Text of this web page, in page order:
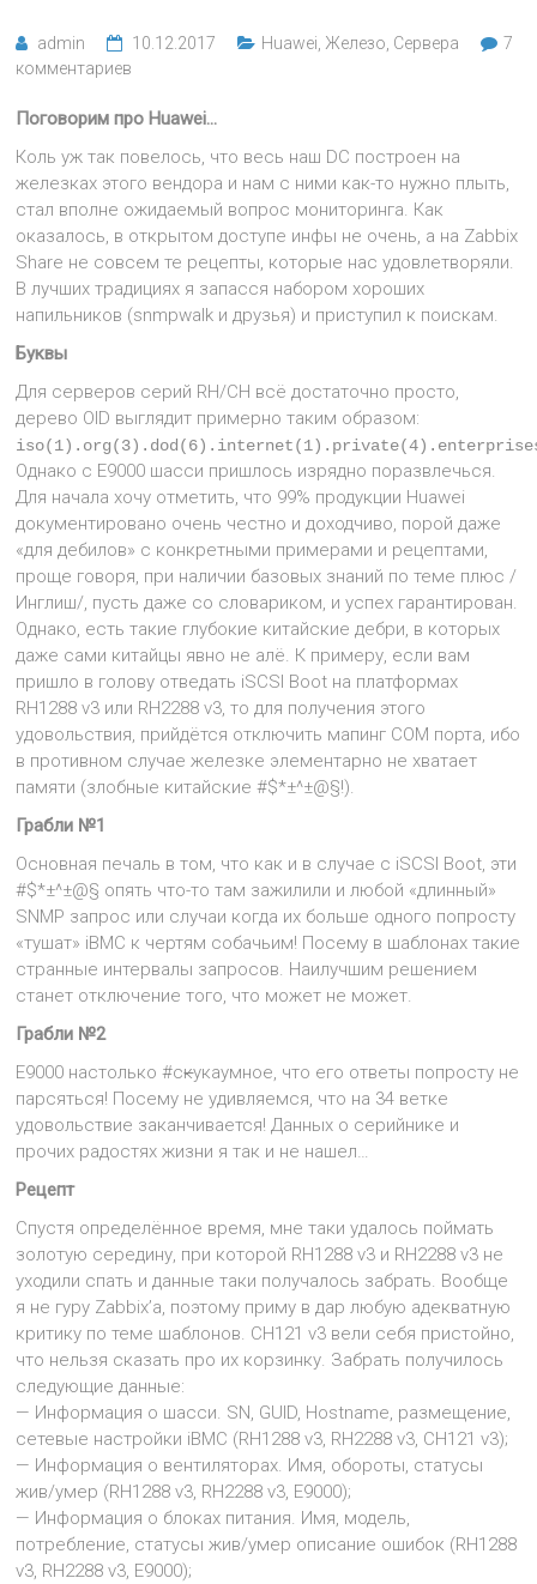
admin 10.12.2017 Huawei Железо Сервера
7
комментариев
Поговорим про Huawei…
Коль уж так повелось, что весь наш DC построен на
железках этого вендора и нам с ними как-то нужно плыть,
стал вполне ожидаемый вопрос мониторинга. Как
оказалось, в открытом доступе инфы не очень, а на Zabbix
Share не совсем те рецепты, которые нас удовлетворяли.
В лучших традициях я запасся набором хороших
напильников (snmpwalk и друзья) и приступил к поискам.
Буквы
Для серверов серий RH/CH всё достаточно просто,
дерево OID выглядит примерно таким образом:
Однако с E9000 шасси пришлось изрядно поразвлечься.
Для начала хочу отметить, что 99% продукции Huawei
документировано очень честно и доходчиво, порой даже
«для дебилов» с конкретными примерами и рецептами,
проще говоря, при наличии базовых знаний по теме плюс /
Инглиш/, пусть даже со словариком, и успех гарантирован.
Однако, есть такие глубокие китайские дебри, в которых
даже сами китайцы явно не алё. К примеру, если вам
пришло в голову отведать iSCSI Boot на платформах
RH1288 v3 или RH2288 v3, то для получения этого
удовольствия, прийдётся отключить мапинг COM порта, ибо
в противном случае железке элементарно не хватает
памяти (злобные китайские #$*±^±@§!).
Грабли №1
Основная печаль в том, что как и в случае с iSCSI Boot, эти
#$*±^±@§ опять что-то там зажилили и любой «длинный»
SNMP запрос или случаи когда их больше одного попросту
«тушат» iBMC к чертям собачьим! Посему в шаблонах такие
странные интервалы запросов. Наилучшим решением
станет отключение того, что может не может.
Грабли №2
E9000 настолько #скукаумное, что его ответы попросту не
парсяться! Посему не удивляемся, что на 34 ветке
удовольствие заканчивается! Данных о серийнике и
прочих радостях жизни я так и не нашел…
Рецепт
Спустя определённое время, мне таки удалось поймать
золотую середину, при которой RH1288 v3 и RH2288 v3 не
уходили спать и данные таки получалось забрать. Вообще
я не гуру Zabbix’а, поэтому приму в дар любую адекватную
критику по теме шаблонов. CH121 v3 вели себя пристойно,
что нельзя сказать про их корзинку. Забрать получилось
следующие данные:
— Информация о шасси. SN, GUID, Hostname, размещение,
сетевые настройки iBMC (RH1288 v3, RH2288 v3, CH121 v3);
— Информация о вентиляторах. Имя, обороты, статусы
жив/умер (RH1288 v3, RH2288 v3, E9000);
— Информация о блоках питания. Имя, модель,
потребление, статусы жив/умер описание ошибок (RH1288
v3, RH2288 v3, E9000);